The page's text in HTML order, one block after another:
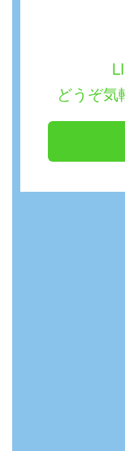
どうぞ